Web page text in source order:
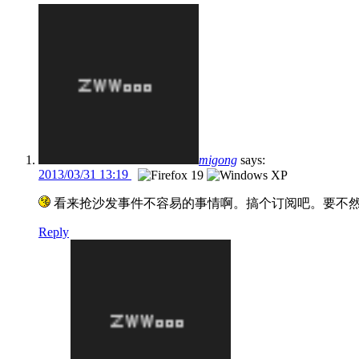
migong says:
2013/03/31 13:19
看来抢沙发事件不容易的事情啊。搞个订阅吧。要不
Reply